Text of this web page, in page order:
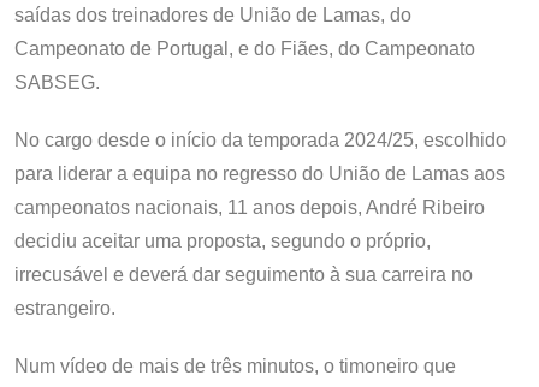
saídas dos treinadores de União de Lamas, do
Campeonato de Portugal, e do Fiães, do Campeonato
SABSEG.
No cargo desde o início da temporada 2024/25, escolhido
para liderar a equipa no regresso do União de Lamas aos
campeonatos nacionais, 11 anos depois, André Ribeiro
decidiu aceitar uma proposta, segundo o próprio,
irrecusável e deverá dar seguimento à sua carreira no
estrangeiro.
Num vídeo de mais de três minutos, o timoneiro que